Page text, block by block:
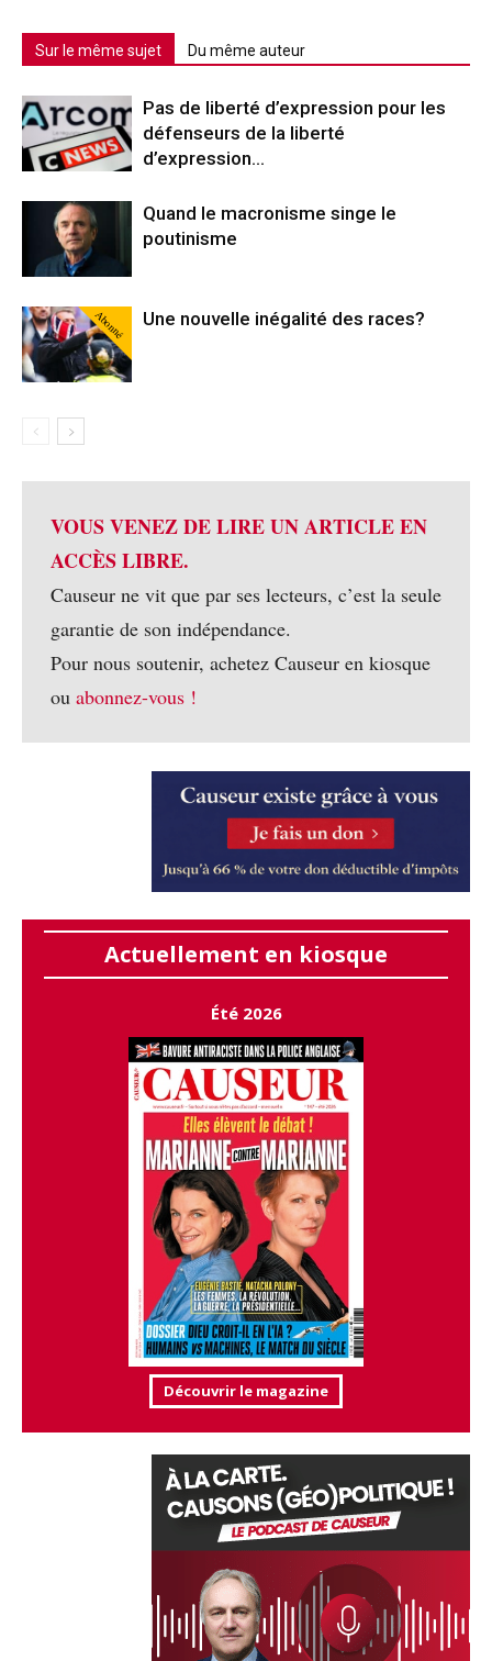
Sur le même sujet Du même auteur
Pas de liberté d’expression pour les
défenseurs de la liberté
d’expression…
Quand le macronisme singe le
poutinisme
Abonné Une nouvelle inégalité des races?
VOUS VENEZ DE LIRE UN ARTICLE EN
ACCÈS LIBRE.
Causeur ne vit que par ses lecteurs, c’est la seule
garantie de son indépendance.
Pour nous soutenir, achetez Causeur en kiosque
ou abonnez-vous !
Actuellement en kiosque
Été 2026
Découvrir le magazine